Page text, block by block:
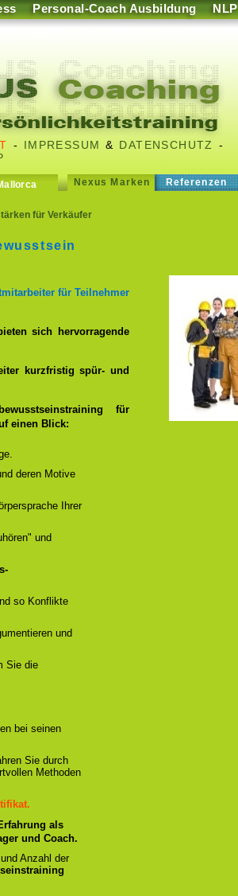
Personal-Coach Ausbildung NLP
- IMPRESSUM & DATENSCHUTZ
-
Nexus Marken Referenzen
für Verkäufer
für Teilnehmer
sich hervorragende
kurzfristig spür- und
für
einen Blick:
deren Motive
Ihrer
und
so Konflikte
und
Sie die
bei seinen
Sie durch
Methoden
als
und Coach.
Anzahl der